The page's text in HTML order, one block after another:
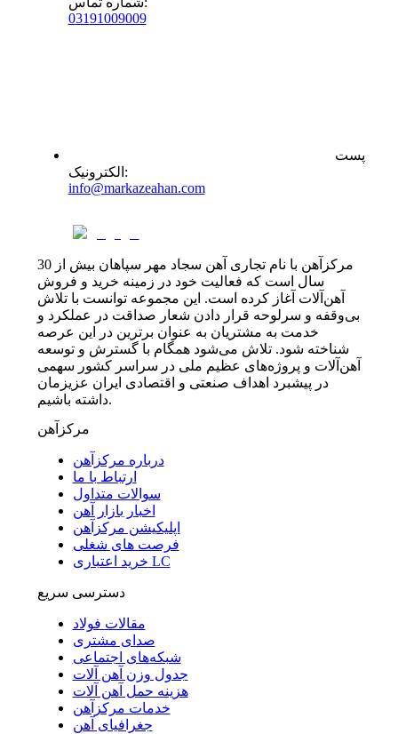
03191009009
پست
الکترونیک :
info@markazeahan.com
مرکزآهن با نام تجاری آهن سجاد مهر سپاهان بیش از 30
سال است که فعالیت خود در زمینه خرید و فروش
آهن‌آلات آغاز کرده است. این مجموعه توانست با تلاش
بی‌وقفه و سرلوحه قرار دادن شعار صداقت در عملکرد و
خدمت به مشتریان به عنوان برترین در این عرصه
شناخته شود. تلاش می‌شود همگام با گسترش و توسعه
آهن‌آلات و پروژه‌های عظیم ملی در سراسر کشور سهمی
در پیشبرد اهداف صنعتی و اقتصادی ایران عزیزمان
داشته باشیم.
مرکزآهن
درباره مرکزآهن
ارتباط با ما
سوالات متداول
اخبار بازار آهن
اپلیکیشن مرکزآهن
فرصت های شغلی
خرید اعتباری LC
دسترسی سریع
مقالات فولاد
صدای مشتری
شبکه‌های اجتماعی
جدول وزن آهن آلات
هزینه حمل آهن آلات
خدمات مرکزآهن
جغرافیای آهن